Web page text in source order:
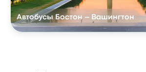
Автобусы Бостон – Вашингтон